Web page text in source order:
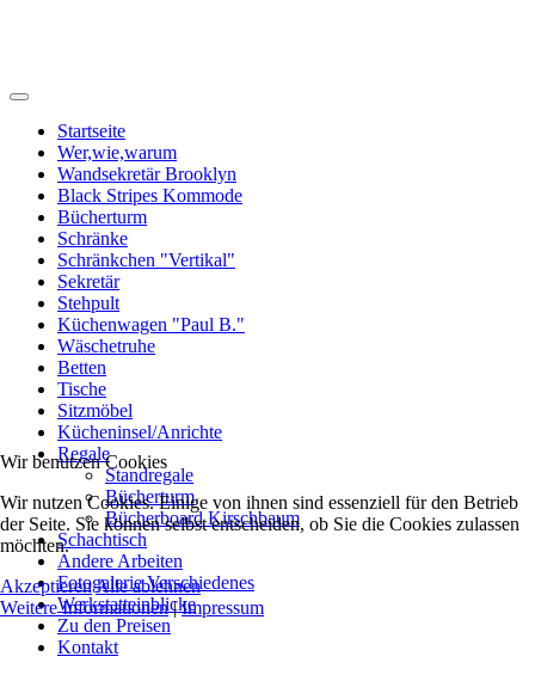
Startseite
Wer,wie,warum
Wandsekretär Brooklyn
Black Stripes Kommode
Bücherturm
Schränke
Schränkchen "Vertikal"
Sekretär
Stehpult
Küchenwagen "Paul B."
Wäschetruhe
Betten
Tische
Sitzmöbel
Kücheninsel/Anrichte
Regale
Standregale
Bücherturm
Bücherboard Kirschbaum
Schachtisch
Andere Arbeiten
Fotogalerie Verschiedenes
Werkstatteinblicke
Zu den Preisen
Kontakt
Wir benutzen Cookies
Wir nutzen Cookies. Einige von ihnen sind essenziell für den Betrieb
der Seite. Sie können selbst entscheiden, ob Sie die Cookies zulassen
möchten.
AkzeptierenAlle ablehnen
Weitere Informationen|Impressum